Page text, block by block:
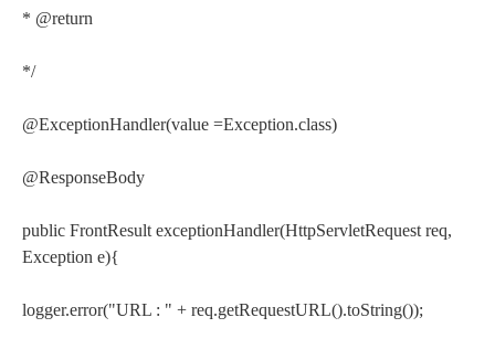
* @return
*/
@ExceptionHandler(value =Exception.class)
@ResponseBody
public FrontResult exceptionHandler(HttpServletRequest req,
Exception e){
logger.error("URL : " + req.getRequestURL().toString());